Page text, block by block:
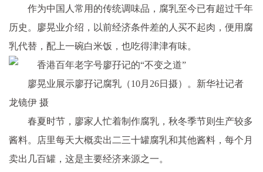
作为中国人常用的传统调味品，腐乳至今已有超过千年
历史。廖晃业介绍，以前经济条件差的人买不起肉，便用腐
乳代替，配上一碗白米饭，也吃得津津有味。
廖晃业展示廖孖记腐乳（10月26日摄）。新华社记者
龙镜伊 摄
春夏时节，廖家人忙着制作腐乳，秋冬季节则生产较多
酱料。店里每天大概卖出二三十罐腐乳和其他酱料，每个月
卖出几百罐，这是主要经济来源之一。